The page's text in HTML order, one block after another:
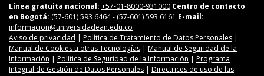
Línea gratuita nacional: +57-01-8000-931000 Centro de contacto
en Bogotá: (57-601) 593 6464- (57-601) 593 6161 E-mail:
informacion@universidadean.edu.co
Aviso de privacidad | Política de Tratamiento de Datos Personales |
Manual de Cookies u otras Tecnologías | Manual de Seguridad de la
Información | Política de Seguridad de la Información | Programa
Integral de Gestión de Datos Personales | Directrices de uso de las